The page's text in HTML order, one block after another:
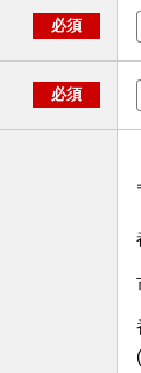
必須
必須